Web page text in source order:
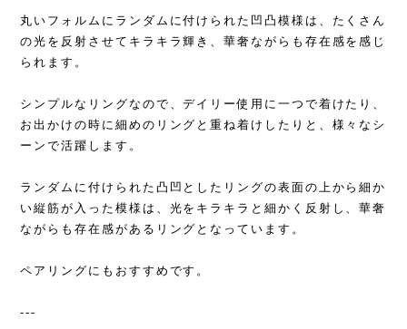
丸いフォルムにランダムに付けられた凹凸模様は、たくさん
の光を反射させてキラキラ輝き、華奢ながらも存在感を感じ
られます。
シンプルなリングなので、デイリー使用に一つで着けたり、
お出かけの時に細めのリングと重ね着けしたりと、様々なシ
ーンで活躍します。
ランダムに付けられた凸凹としたリングの表面の上から細か
い縦筋が入った模様は、光をキラキラと細かく反射し、華奢
ながらも存在感があるリングとなっています。
ペアリングにもおすすめです。
---